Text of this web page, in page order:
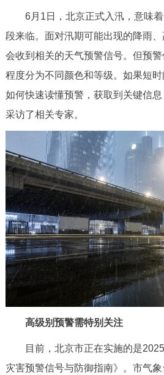
政务公开
市领导 机构职能
政策兑现 政策解读
决策公开 专题公开
政务服务
个人服务 法人服务
便民服务 利企服务
中介服务 阳光政务
政民互动
12345网上接诉即办
参与调查 在线访谈
6月1日，北京正式入汛，意味
段来临。面对汛期可能出现的降雨
会收到相关的天气预警信号。但预
程度分为不同颜色和等级。如果短时
如何快速读懂预警，获取到关键信
采访了相关专家。
高级别预警需特别关注
目前，北京市正在实施的是
灾害预警信号与防御指南》。市气